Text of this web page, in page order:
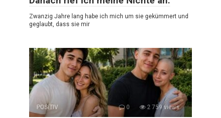
Zwanzig Jahre lang habe ich mich um sie gekümmert und
geglaubt, dass sie mir
POSITIV 0 2 759 views